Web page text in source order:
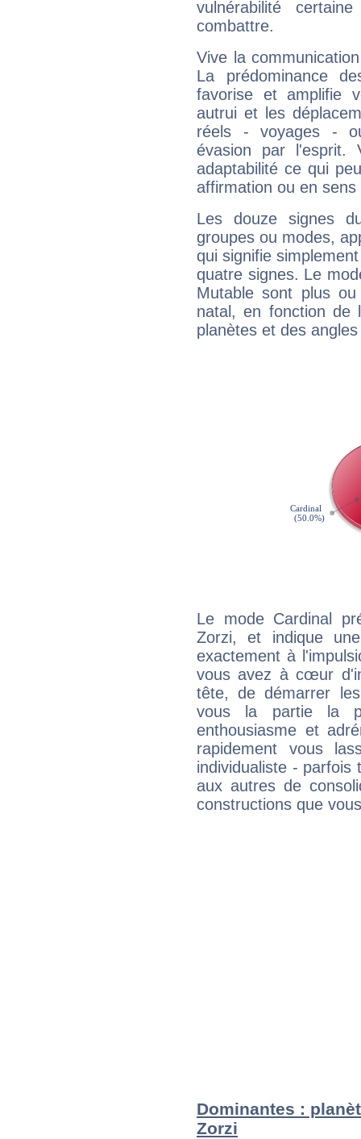
vulnérabilité
combattre.
Vive la
La prédominance
favorise et amplifie
autrui et les
réels - voyages -
évasion par l'esprit.
adaptabilité ce qui
affirmation ou en
Les douze signes
groupes ou modes,
qui signifie
quatre signes. Le
Mutable sont plus
natal, en fonction de
planètes et des
Le mode Cardinal
Zorzi, et indique
exactement à
vous avez à cœur
tête, de démarrer
vous la partie la
enthousiasme et
rapidement vous
individualiste -
aux autres de
constructions que
Dominantes :
Zorzi